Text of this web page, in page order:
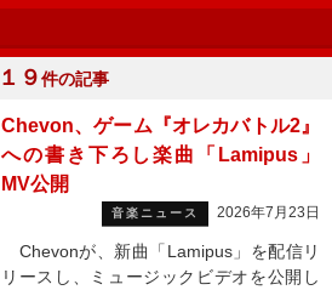
１９件の記事
Chevon、ゲーム『オレカバトル2』
への書き下ろし楽曲「Lamipus」
MV公開
音楽ニュース 2026年7月23日
Chevonが、新曲「Lamipus」を配信リ
リースし、ミュージックビデオを公開し